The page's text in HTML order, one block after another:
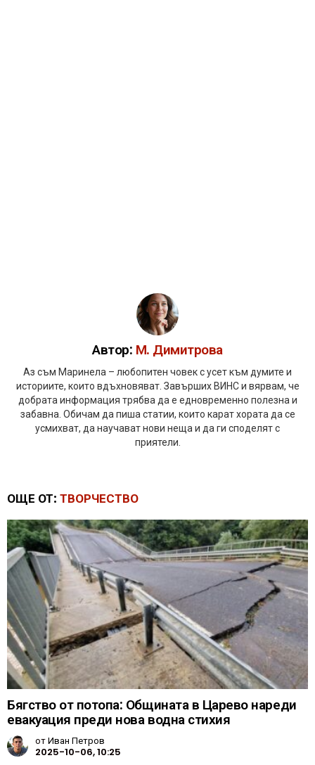
Автор: М. Димитрова
Аз съм Маринела – любопитен човек с усет към думите и
историите, които вдъхновяват. Завърших ВИНС и вярвам, че
добрата информация трябва да е едновременно полезна и
забавна. Обичам да пиша статии, които карат хората да се
усмихват, да научават нови неща и да ги споделят с
приятели.
ОЩЕ ОТ: ТВОРЧЕСТВО
Бягство от потопа: Общината в Царево нареди
евакуация преди нова водна стихия
отИван Петров
2025-10-06, 10:25